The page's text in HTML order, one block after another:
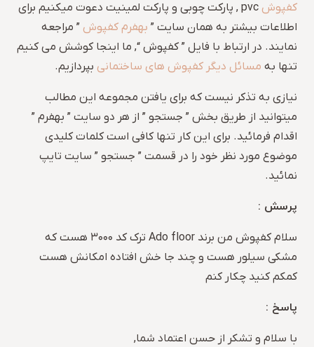
کفپوش
pvc , پارکت چوبی و پارکت لمینیت دعوت میکنیم برای
اطلاعات بیشتر به همان سایت ” بهفرم کفپوش ” مراجعه
نمایند. در ارتباط با فایل ” کفپوش “, ما اینجا کوشش می کنیم
تنها به مسائل دیگر کفپوش های ساختمانی بپردازیم.
نیازی به تذکر نیست که برای یافتن مجموعه این مطالب
میتوانید از طریق بخش ” جستجو ” از هر دو سایت ” بهفرم ”
اقدام فرمائید. برای این کار تنها کافی است کلمات کلیدی
موضوع مورد نظر خود را در قسمت ” جستجو ” سایت تایپ
نمائید.
پرسش :
سلام کفپوش من برند Ado floor ترک کد ۳۰۰۰ هست که
مشکی سیلور هست و چند جا خش افتاده امکانش هست
کمکم کنید چکار کنم
پاسخ :
با سلام و تشکر از حسن اعتماد شما,